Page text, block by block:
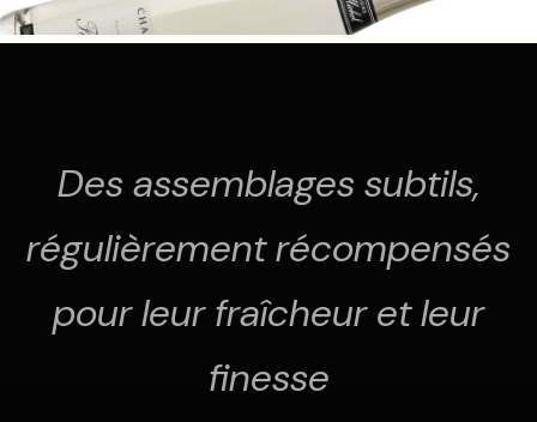
Des assemblages subtils,
régulièrement récompensés
pour leur fraîcheur et leur
finesse